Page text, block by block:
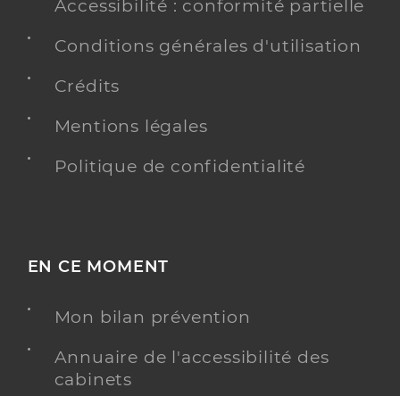
Accessibilité : conformité partielle
Conditions générales d'utilisation
Crédits
Mentions légales
Politique de confidentialité
EN CE MOMENT
Mon bilan prévention
Annuaire de l'accessibilité des
cabinets